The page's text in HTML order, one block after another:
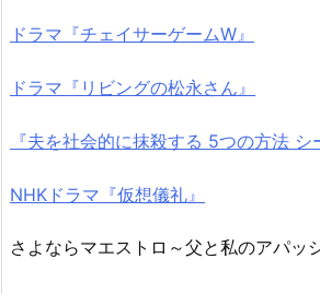
ドラマ『チェイサーゲームW』
ドラマ『リビングの松永さん』
『夫を社会的に抹殺する 5つの方法 シ
NHKドラマ『仮想儀礼』
さよならマエストロ～父と私のアパッ